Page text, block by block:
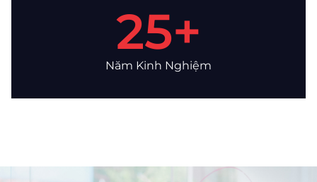
Năm Kinh Nghiệm
25+